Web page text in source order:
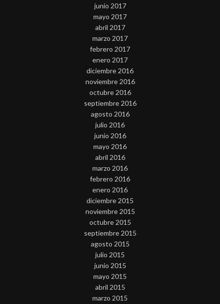
junio 2017
mayo 2017
abril 2017
marzo 2017
febrero 2017
enero 2017
diciembre 2016
noviembre 2016
octubre 2016
septiembre 2016
agosto 2016
julio 2016
junio 2016
mayo 2016
abril 2016
marzo 2016
febrero 2016
enero 2016
diciembre 2015
noviembre 2015
octubre 2015
septiembre 2015
agosto 2015
julio 2015
junio 2015
mayo 2015
abril 2015
marzo 2015